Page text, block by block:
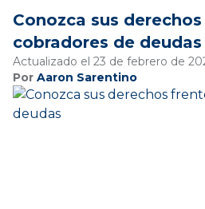
Conozca sus
cobradores de deudas
Actualizado el 23 de febrero de
Por Aaron Sarentino